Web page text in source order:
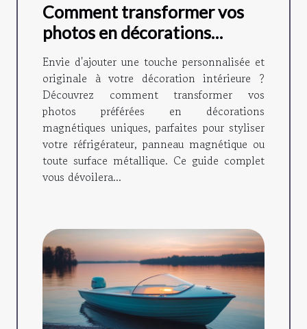
Comment transformer vos
photos en décorations
magnétiques ?
Envie d'ajouter une touche personnalisée et
originale à votre décoration intérieure ?
Découvrez comment transformer vos
photos préférées en décorations
magnétiques uniques, parfaites pour styliser
votre réfrigérateur, panneau magnétique ou
toute surface métallique. Ce guide complet
vous dévoilera...